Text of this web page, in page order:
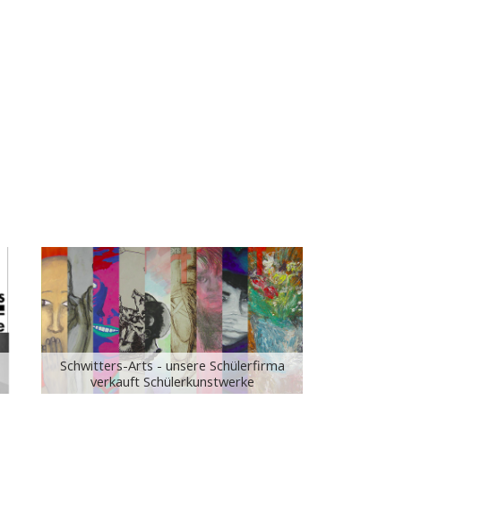
Schwitters-Arts - unsere Schülerfirma
verkauft Schülerkunstwerke